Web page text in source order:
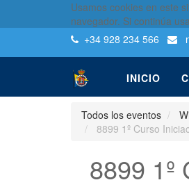
Usamos cookies en este
navegador. Si continúa
+34 928 234 566
INICIO
Todos los eventos
8899 1º Curso
8899 1º